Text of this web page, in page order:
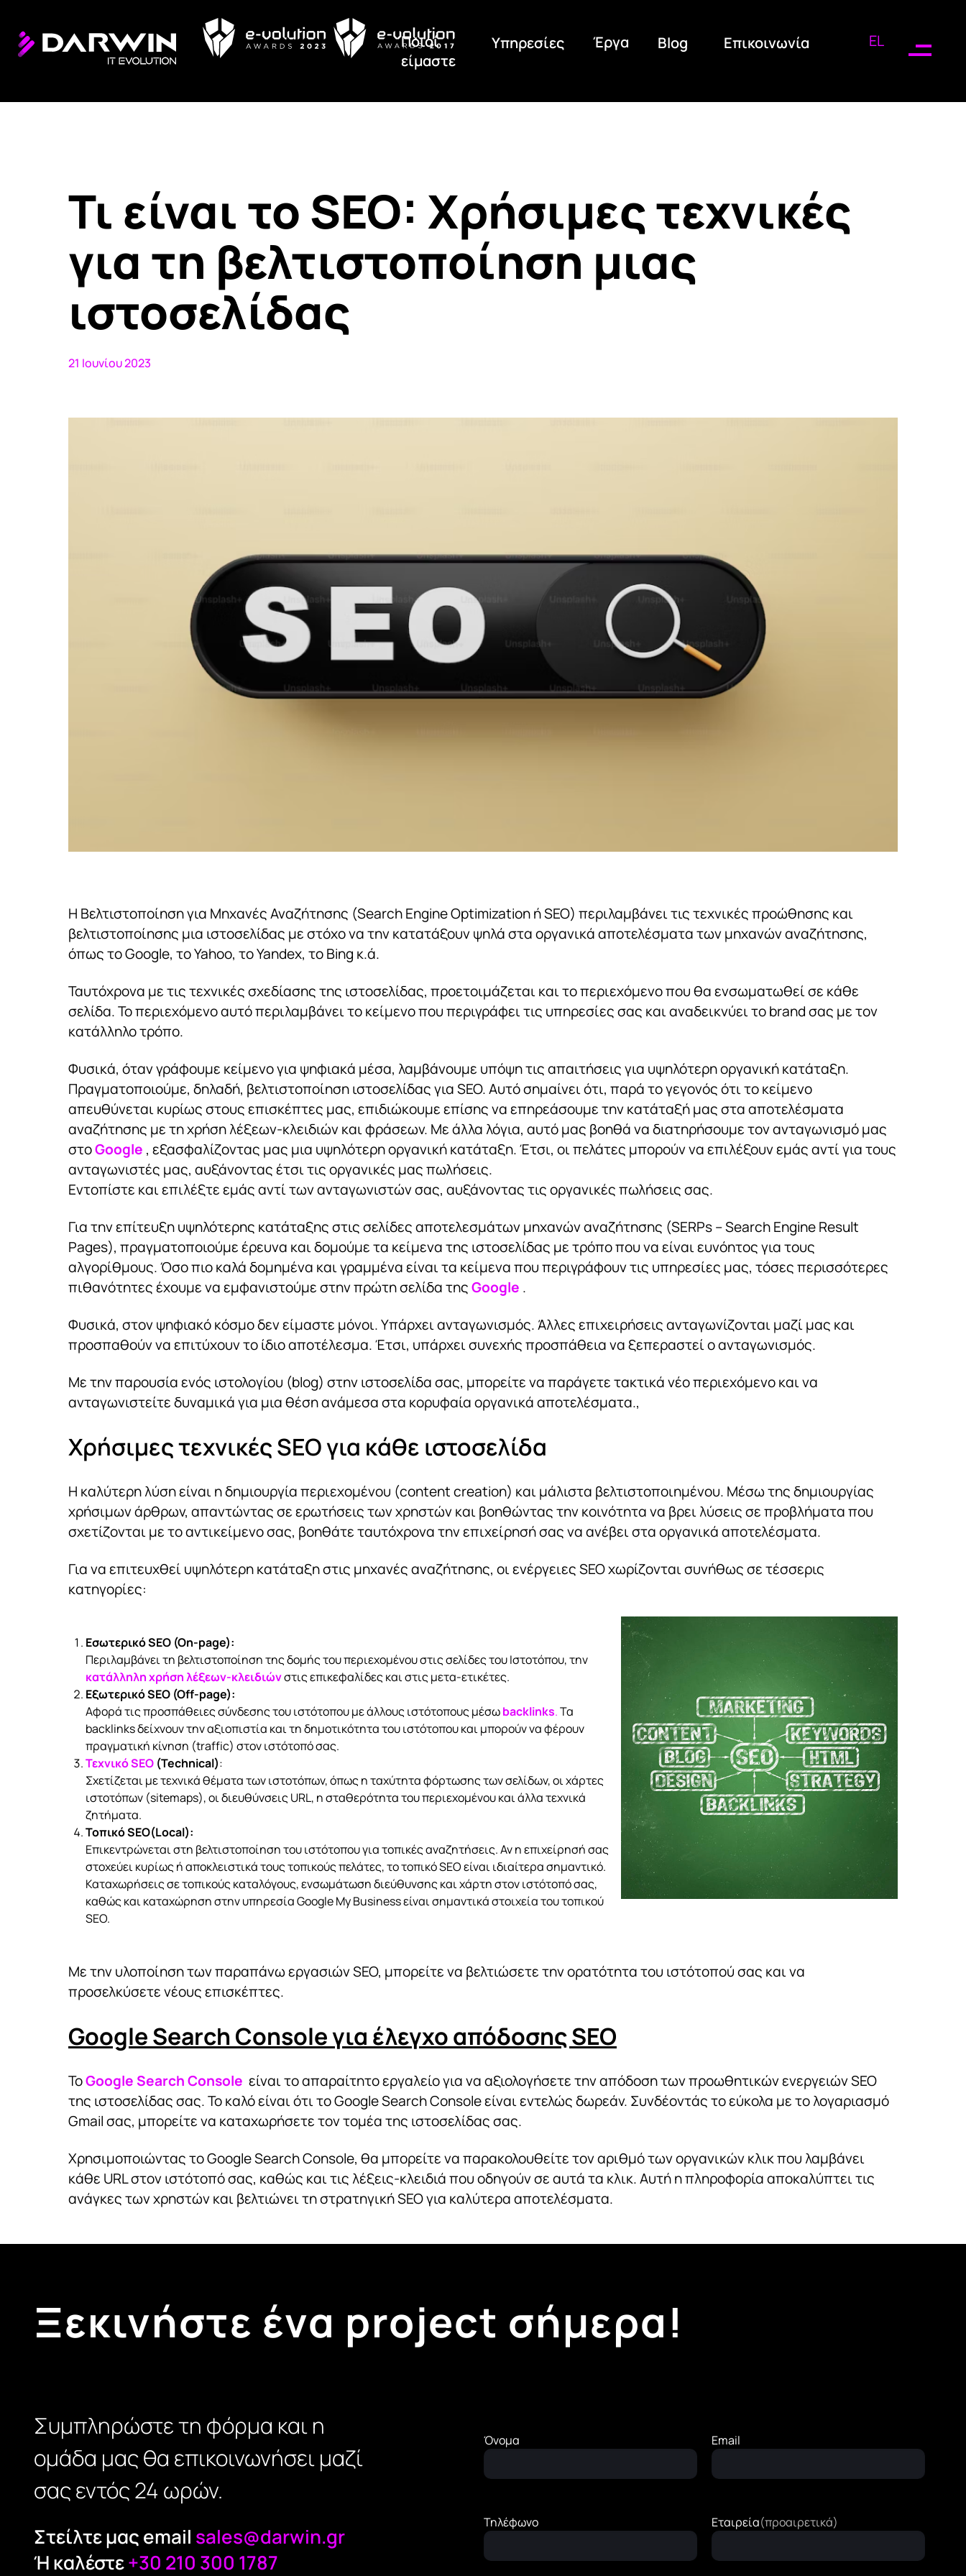
Επικοινωνία
Blog
Έργα
Υπηρεσίες
Ποιοί
είμαστε
EL
Τι είναι το SEO: Χρήσιμες τεχνικές
για τη βελτιστοποίηση μιας
ιστοσελίδας
21 Ιουνίου 2023
Η Βελτιστοποίηση για Μηχανές Αναζήτησης (Search Engine Optimization ή SEO) περιλαμβάνει τις τεχνικές προώθησης και
βελτιστοποίησης μια ιστοσελίδας με στόχο να την κατατάξουν ψηλά στα οργανικά αποτελέσματα των μηχανών αναζήτησης,
όπως το Google, το Yahoo, το Yandex, το Bing κ.ά.
Ταυτόχρονα με τις τεχνικές σχεδίασης της ιστοσελίδας, προετοιμάζεται και το περιεχόμενο που θα ενσωματωθεί σε κάθε
σελίδα. Το περιεχόμενο αυτό περιλαμβάνει το κείμενο που περιγράφει τις υπηρεσίες σας και αναδεικνύει το brand σας με τον
κατάλληλο τρόπο.
Φυσικά, όταν γράφουμε κείμενο για ψηφιακά μέσα, λαμβάνουμε υπόψη τις απαιτήσεις για υψηλότερη οργανική κατάταξη.
Πραγματοποιούμε, δηλαδή, βελτιστοποίηση ιστοσελίδας για SEO. Αυτό σημαίνει ότι, παρά το γεγονός ότι το κείμενο
απευθύνεται κυρίως στους επισκέπτες μας, επιδιώκουμε επίσης να επηρεάσουμε την κατάταξή μας στα αποτελέσματα
αναζήτησης με τη χρήση λέξεων-κλειδιών και φράσεων. Με άλλα λόγια, αυτό μας βοηθά να διατηρήσουμε τον ανταγωνισμό μας
στοGoogle , εξασφαλίζοντας μας μια υψηλότερη οργανική κατάταξη. Έτσι, οι πελάτες μπορούν να επιλέξουν εμάς αντί για τους
ανταγωνιστές μας, αυξάνοντας έτσι τις οργανικές μας πωλήσεις.
Εντοπίστε και επιλέξτε εμάς αντί των ανταγωνιστών σας, αυξάνοντας τις οργανικές πωλήσεις σας.
Για την επίτευξη υψηλότερης κατάταξης στις σελίδες αποτελεσμάτων μηχανών αναζήτησης (SERPs – Search Engine Result
Pages), πραγματοποιούμε έρευνα και δομούμε τα κείμενα της ιστοσελίδας με τρόπο που να είναι ευνόητος για τους
αλγορίθμους. Όσο πιο καλά δομημένα και γραμμένα είναι τα κείμενα που περιγράφουν τις υπηρεσίες μας, τόσες περισσότερες
πιθανότητες έχουμε να εμφανιστούμε στην πρώτη σελίδα τηςGoogle .
Φυσικά, στον ψηφιακό κόσμο δεν είμαστε μόνοι. Υπάρχει ανταγωνισμός. Άλλες επιχειρήσεις ανταγωνίζονται μαζί μας και
προσπαθούν να επιτύχουν το ίδιο αποτέλεσμα. Έτσι, υπάρχει συνεχής προσπάθεια να ξεπεραστεί ο ανταγωνισμός.
Με την παρουσία ενός ιστολογίου (blog) στην ιστοσελίδα σας, μπορείτε να παράγετε τακτικά νέο περιεχόμενο και να
ανταγωνιστείτε δυναμικά για μια θέση ανάμεσα στα κορυφαία οργανικά αποτελέσματα.,
Χρήσιμες τεχνικές SEO για κάθε ιστοσελίδα
Η καλύτερη λύση είναι η δημιουργία περιεχομένου (content creation) και μάλιστα βελτιστοποιημένου. Μέσω της δημιουργίας
χρήσιμων άρθρων, απαντώντας σε ερωτήσεις των χρηστών και βοηθώντας την κοινότητα να βρει λύσεις σε προβλήματα που
σχετίζονται με το αντικείμενο σας, βοηθάτε ταυτόχρονα την επιχείρησή σας να ανέβει στα οργανικά αποτελέσματα.
Για να επιτευχθεί υψηλότερη κατάταξη στις μηχανές αναζήτησης, οι ενέργειες SEO χωρίζονται συνήθως σε τέσσερις
κατηγορίες:
Εσωτερικό SEO (On-page):
Περιλαμβάνει τη βελτιστοποίηση της δομής του περιεχομένου στις σελίδες του Ιστοτόπου, την
κατάλληλη χρήση λέξεων-κλειδιώνστις επικεφαλίδες και στις μετα-ετικέτες.
Εξωτερικό SEO (Off-page):
Αφορά τις προσπάθειες σύνδεσης του ιστότοπου με άλλους ιστότοπους μέσωbacklinks.Τα
backlinks δείχνουν την αξιοπιστία και τη δημοτικότητα του ιστότοπου και μπορούν να φέρουν
πραγματική κίνηση (traffic) στον ιστότοπό σας.
Τεχνικό SEO (Technical):
Σχετίζεται με τεχνικά θέματα των ιστοτόπων, όπως η ταχύτητα φόρτωσης των σελίδων, οι χάρτες
ιστοτόπων (sitemaps), οι διευθύνσεις URL, η σταθερότητα του περιεχομένου και άλλα τεχνικά
ζητήματα.
Τοπικό SEO(Local):
Επικεντρώνεται στη βελτιστοποίηση του ιστότοπου για τοπικές αναζητήσεις. Αν η επιχείρησή σας
στοχεύει κυρίως ή αποκλειστικά τους τοπικούς πελάτες, το τοπικό SEO είναι ιδιαίτερα σημαντικό.
Καταχωρήσεις σε τοπικούς καταλόγους, ενσωμάτωση διεύθυνσης και χάρτη στον ιστότοπό σας,
καθώς και καταχώρηση στην υπηρεσία Google My Business είναι σημαντικά στοιχεία του τοπικού
SEO.
Με την υλοποίηση των παραπάνω εργασιών SEO, μπορείτε να βελτιώσετε την ορατότητα του ιστότοπού σας και να
προσελκύσετε νέους επισκέπτες.
Google Search Console για έλεγχο απόδοσης SEO
ΤοGoogle Search Console είναι το απαραίτητο εργαλείο για να αξιολογήσετε την απόδοση των προωθητικών ενεργειών SEO
της ιστοσελίδας σας. Το καλό είναι ότι το Google Search Console είναι εντελώς δωρεάν. Συνδέοντάς το εύκολα με το λογαριασμό
Gmail σας, μπορείτε να καταχωρήσετε τον τομέα της ιστοσελίδας σας.
Χρησιμοποιώντας το Google Search Console, θα μπορείτε να παρακολουθείτε τον αριθμό των οργανικών κλικ που λαμβάνει
κάθε URL στον ιστότοπό σας, καθώς και τις λέξεις-κλειδιά που οδηγούν σε αυτά τα κλικ. Αυτή η πληροφορία αποκαλύπτει τις
ανάγκες των χρηστών και βελτιώνει τη στρατηγική SEO για καλύτερα αποτελέσματα.
Ξεκινήστε ένα project σήμερα!
Συμπληρώστε τη φόρμα και η
ομάδα μας θα επικοινωνήσει μαζί
σας εντός 24 ωρών.
Στείλτε μας email sales@darwin.gr
Ή καλέστε+30 210 300 1787
Όνομα Email
Τηλέφωνο Εταιρεία(προαιρετικά)